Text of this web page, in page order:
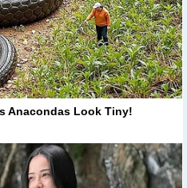
Anacondas Look Tiny!